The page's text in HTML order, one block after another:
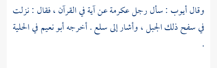
وقالأيوب : سأل رجلعكرمةعن آية في القرآن ، فقال : نزلت
في سفح ذلك الجبل ، وأشار إلى سلع . أخرجهأبو نعيمفي الحلية
.